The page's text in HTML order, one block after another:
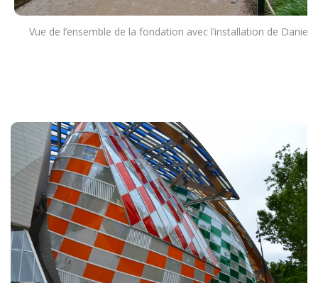
Vue de l’ensemble de la fondation avec l’installation de Daniel